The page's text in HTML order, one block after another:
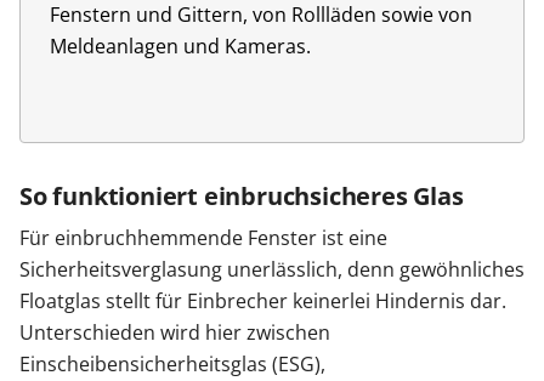
Fenstern und Gittern, von Rollläden sowie von
Meldeanlagen und Kameras.
So funktioniert einbruchsicheres Glas
Für einbruchhemmende Fenster ist eine
Sicherheitsverglasung unerlässlich, denn gewöhnliches
Floatglas stellt für Einbrecher keinerlei Hindernis dar.
Unterschieden wird hier zwischen
Einscheibensicherheitsglas (ESG),